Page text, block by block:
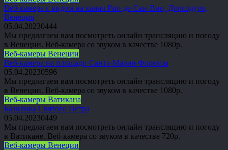
Веб-камера с видом на канал Рио-де-Сан-Вио, Дорсодуро,
Венеция
05.04.20230444
Мы предлагаем вам посмотреть онлайн трансляцию и погоду
в Венеции. Веб-камера со звуком в качестве 1080p.
Веб-камеры Венеции
Веб-камера на площади Санта-Мария-Формоза
05.04.20230596
Мы предлагаем вам посмотреть онлайн трансляцию и погоду
в Венеции. Веб-камера со звуком в качестве 1080p.
Веб-камеры Ватикана
Базилика Святого Петра
05.04.20230449
Мы предлагаем вам посмотреть онлайн трансляцию и погоду
в Ватикане. Веб-камера со звуком в качестве 720p.
Веб-камеры Венеции